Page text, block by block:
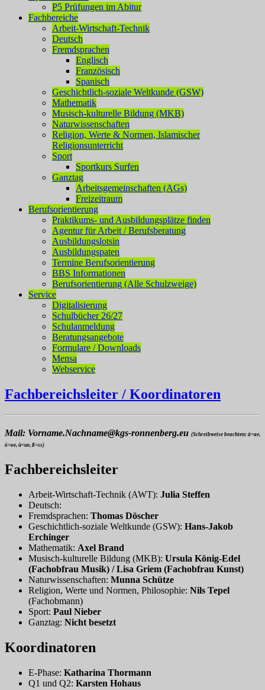
P5 Prüfungen im Abitur
Fachbereiche
Arbeit-Wirtschaft-Technik
Deutsch
Fremdsprachen
Englisch
Französisch
Spanisch
Geschichtlich-soziale Weltkunde (GSW)
Mathematik
Musisch-kulturelle Bildung (MKB)
Naturwissenschaften
Religion, Werte & Normen, Islamischer
Religionsunterricht
Sport
Sportkurs Surfen
Ganztag
Arbeitsgemeinschaften (AGs)
Freizeitraum
Berufsorientierung
Praktikums- und Ausbildungsplätze finden
Agentur für Arbeit / Berufsberatung
Ausbildungslotsin
Ausbildungspaten
Termine Berufsorientierung
BBS Informationen
Berufsorientierung (Alle Schulzweige)
Service
Digitalisierung
Schulbücher 26/27
Schulanmeldung
Beratungsangebote
Formulare / Downloads
Mensa
Webservice
Fachbereichsleiter / Koordinatoren
Mail: Vorname.Nachname@kgs-ronnenberg.eu (Schreibweise beachten: ä=ae,
ö=oe, ü=ue, ß=ss)
Fachbereichsleiter
Arbeit-Wirtschaft-Technik (AWT): Julia Steffen
Deutsch:
Fremdsprachen: Thomas Döscher
Geschichtlich-soziale Weltkunde (GSW): Hans-Jakob
Erchinger
Mathematik: Axel Brand
Musisch-kulturelle Bildung (MKB): Ursula König-Edel
(Fachobfrau Musik) / Lisa Griem (Fachobfrau Kunst)
Naturwissenschaften: Munna Schütze
Religion, Werte und Normen, Philosophie: Nils Tepel
(Fachobmann)
Sport: Paul Nieber
Ganztag: Nicht besetzt
Koordinatoren
E-Phase: Katharina Thormann
Q1 und Q2: Karsten Hohaus